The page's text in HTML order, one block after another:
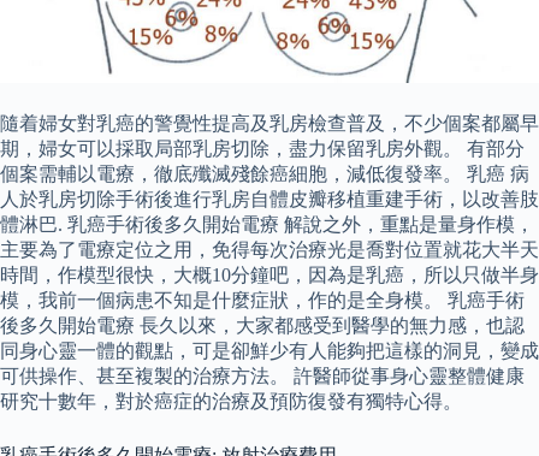
隨着婦女對乳癌的警覺性提高及乳房檢查普及，不少個案都屬早
期，婦女可以採取局部乳房切除，盡力保留乳房外觀。 有部分
個案需輔以電療，徹底殲滅殘餘癌細胞，減低復發率。 乳癌 病
人於乳房切除手術後進行乳房自體皮瓣移植重建手術，以改善肢
體淋巴. 乳癌手術後多久開始電療 解說之外，重點是量身作模，
主要為了電療定位之用，免得每次治療光是喬對位置就花大半天
時間，作模型很快，大概10分鐘吧，因為是乳癌，所以只做半身
模，我前一個病患不知是什麼症狀，作的是全身模。 乳癌手術
後多久開始電療 長久以來，大家都感受到醫學的無力感，也認
同身心靈一體的觀點，可是卻鮮少有人能夠把這樣的洞見，變成
可供操作、甚至複製的治療方法。 許醫師從事身心靈整體健康
研究十數年，對於癌症的治療及預防復發有獨特心得。